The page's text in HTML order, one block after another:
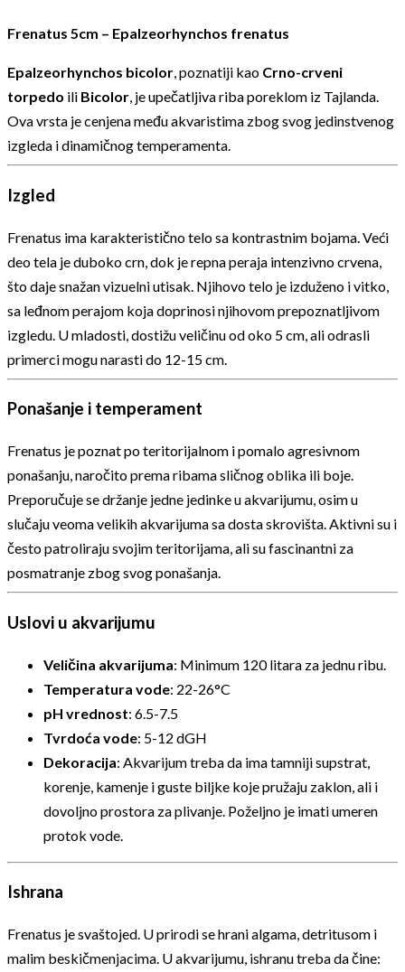
Frenatus 5cm – Epalzeorhynchos frenatus
Epalzeorhynchos bicolor, poznatiji kao Crno-crveni
torpedo ili Bicolor, je upečatljiva riba poreklom iz Tajlanda.
Ova vrsta je cenjena među akvaristima zbog svog jedinstvenog
izgleda i dinamičnog temperamenta.
Izgled
Frenatus ima karakteristično telo sa kontrastnim bojama. Veći
deo tela je duboko crn, dok je repna peraja intenzivno crvena,
što daje snažan vizuelni utisak. Njihovo telo je izduženo i vitko,
sa leđnom perajom koja doprinosi njihovom prepoznatljivom
izgledu. U mladosti, dostižu veličinu od oko 5 cm, ali odrasli
primerci mogu narasti do 12-15 cm.
Ponašanje i temperament
Frenatus je poznat po teritorijalnom i pomalo agresivnom
ponašanju, naročito prema ribama sličnog oblika ili boje.
Preporučuje se držanje jedne jedinke u akvarijumu, osim u
slučaju veoma velikih akvarijuma sa dosta skrovišta. Aktivni su i
često patroliraju svojim teritorijama, ali su fascinantni za
posmatranje zbog svog ponašanja.
Uslovi u akvarijumu
Veličina akvarijuma: Minimum 120 litara za jednu ribu.
Temperatura vode: 22-26°C
pH vrednost: 6.5-7.5
Tvrdoća vode: 5-12 dGH
Dekoracija: Akvarijum treba da ima tamniji supstrat,
korenje, kamenje i guste biljke koje pružaju zaklon, ali i
dovoljno prostora za plivanje. Poželjno je imati umeren
protok vode.
Ishrana
Frenatus je svaštojed. U prirodi se hrani algama, detritusom i
malim beskičmenjacima. U akvarijumu, ishranu treba da čine: